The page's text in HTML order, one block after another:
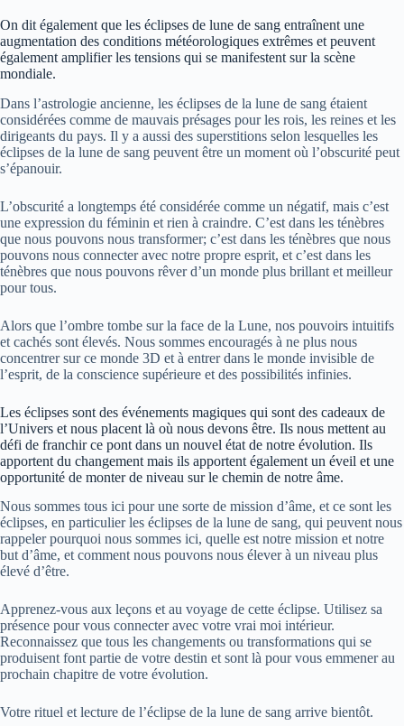
On dit également que les éclipses de lune de sang entraînent une
augmentation des conditions météorologiques extrêmes et peuvent
également amplifier les tensions qui se manifestent sur la scène
mondiale.
Dans l’astrologie ancienne, les éclipses de la lune de sang étaient
considérées comme de mauvais présages pour les rois, les reines et les
dirigeants du pays. Il y a aussi des superstitions selon lesquelles les
éclipses de la lune de sang peuvent être un moment où l’obscurité peut
s’épanouir.
L’obscurité a longtemps été considérée comme un négatif, mais c’est
une expression du féminin et rien à craindre. C’est dans les ténèbres
que nous pouvons nous transformer; c’est dans les ténèbres que nous
pouvons nous connecter avec notre propre esprit, et c’est dans les
ténèbres que nous pouvons rêver d’un monde plus brillant et meilleur
pour tous.
Alors que l’ombre tombe sur la face de la Lune, nos pouvoirs intuitifs
et cachés sont élevés. Nous sommes encouragés à ne plus nous
concentrer sur ce monde 3D et à entrer dans le monde invisible de
l’esprit, de la conscience supérieure et des possibilités infinies.
Les éclipses sont des événements magiques qui sont des cadeaux de
l’Univers et nous placent là où nous devons être. Ils nous mettent au
défi de franchir ce pont dans un nouvel état de notre évolution. Ils
apportent du changement mais ils apportent également un éveil et une
opportunité de monter de niveau sur le chemin de notre âme.
Nous sommes tous ici pour une sorte de mission d’âme, et ce sont les
éclipses, en particulier les éclipses de la lune de sang, qui peuvent nous
rappeler pourquoi nous sommes ici, quelle est notre mission et notre
but d’âme, et comment nous pouvons nous élever à un niveau plus
élevé d’être.
Apprenez-vous aux leçons et au voyage de cette éclipse. Utilisez sa
présence pour vous connecter avec votre vrai moi intérieur.
Reconnaissez que tous les changements ou transformations qui se
produisent font partie de votre destin et sont là pour vous emmener au
prochain chapitre de votre évolution.
Votre rituel et lecture de l’éclipse de la lune de sang arrive bientôt.